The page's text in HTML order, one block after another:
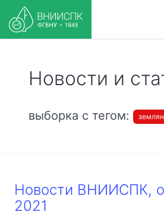
Новости и
выборка с тегом:
Новости ВНИИСПК,
2021